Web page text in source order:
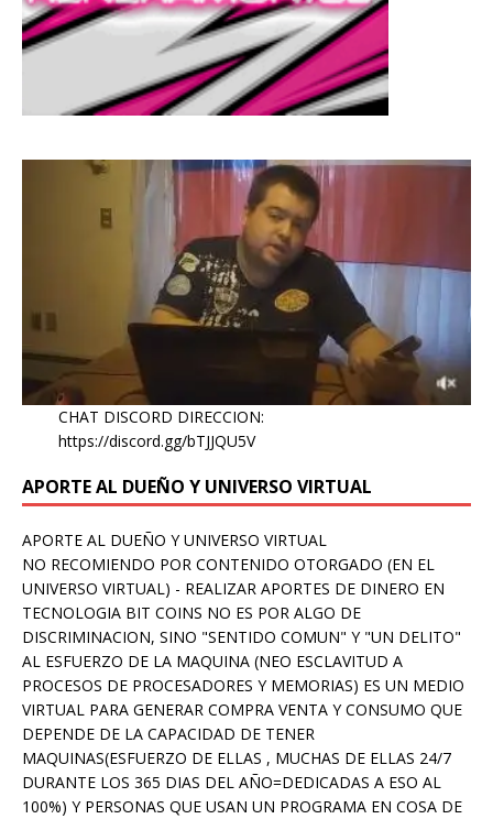
CHAT DISCORD DIRECCION:
https://discord.gg/bTJJQU5V
APORTE AL DUEÑO Y UNIVERSO VIRTUAL
APORTE AL DUEÑO Y UNIVERSO VIRTUAL
NO RECOMIENDO POR CONTENIDO OTORGADO (EN EL
UNIVERSO VIRTUAL) - REALIZAR APORTES DE DINERO EN
TECNOLOGIA BIT COINS NO ES POR ALGO DE
DISCRIMINACION, SINO "SENTIDO COMUN" Y "UN DELITO"
AL ESFUERZO DE LA MAQUINA (NEO ESCLAVITUD A
PROCESOS DE PROCESADORES Y MEMORIAS) ES UN MEDIO
VIRTUAL PARA GENERAR COMPRA VENTA Y CONSUMO QUE
DEPENDE DE LA CAPACIDAD DE TENER
MAQUINAS(ESFUERZO DE ELLAS , MUCHAS DE ELLAS 24/7
DURANTE LOS 365 DIAS DEL AÑO=DEDICADAS A ESO AL
100%) Y PERSONAS QUE USAN UN PROGRAMA EN COSA DE